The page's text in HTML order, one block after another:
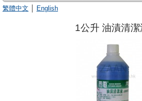
繁體中文
English
1公升 油漬清潔